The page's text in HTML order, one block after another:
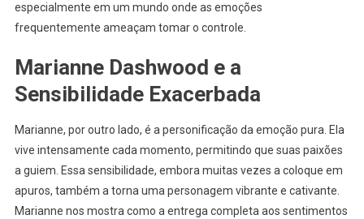
especialmente em um mundo onde as emoções
frequentemente ameaçam tomar o controle.
Marianne Dashwood e a
Sensibilidade Exacerbada
Marianne, por outro lado, é a personificação da emoção pura. Ela
vive intensamente cada momento, permitindo que suas paixões
a guiem. Essa sensibilidade, embora muitas vezes a coloque em
apuros, também a torna uma personagem vibrante e cativante.
Marianne nos mostra como a entrega completa aos sentimentos